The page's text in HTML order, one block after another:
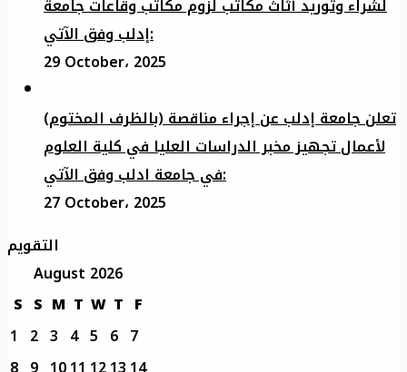
لشراء وتوريد أثاث مكاتب لزوم مكاتب وقاعات جامعة
إدلب وفق الآتي:
29 October، 2025
تعلن جامعة إدلب عن إجراء مناقصة (بالظرف المختوم)
لأعمال تجهيز مخبر الدراسات العليا في كلية العلوم
في جامعة ادلب وفق الآتي:
27 October، 2025
التقويم
August 2026
S S M T W T F
1 2 3 4 5 6 7